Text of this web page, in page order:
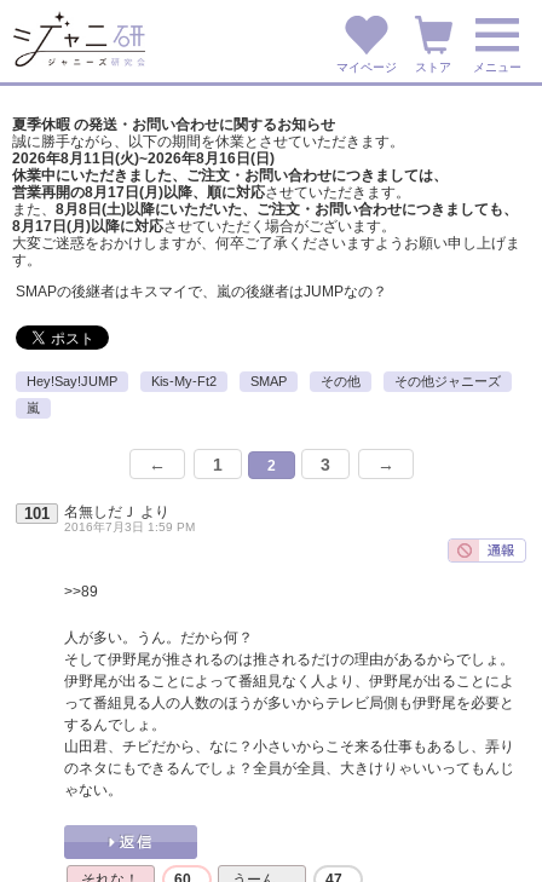
マイページ ストア メニュー
夏季休暇 の発送・お問い合わせに関するお知らせ
誠に勝手ながら、以下の期間を休業とさせていただきます。
2026年8月11日(火)~2026年8月16日(日)
休業中にいただきました、ご注文・お問い合わせにつきましては、
営業再開の8月17日(月)以降、順に対応させていただきます。
また、 8月8日(土)以降にいただいた、ご注文・ お問い合わせにつきましても、
8月17日(月)以降に対応させていただく場合がございます。
大変ご迷惑をおかけしますが、 何卒ご了承くださいますようお願い申し上げま
す。
SMAPの後継者はキスマイで、嵐の後継者はJUMPなの？
Hey!Say!JUMP Kis-My-Ft2 SMAP その他
その他ジャニーズ
嵐
← 1 2 3 →
101 名無しだＪ より
2016年7月3日 1:59 PM
>>89
人が多い。うん。だから何？
そして伊野尾が推されるのは推されるだけの理由があるからでしょ。
伊野尾が出ることによって番組見なく人より、伊野尾が出ることによ
って番組見る人の人数のほうが多いからテレビ局側も伊野尾を必要と
するんでしょ。
山田君、チビだから、なに？小さいからこそ来る仕事もあるし、弄り
のネタにもできるんでしょ？全員が全員、大きけりゃいいってもんじ
ゃない。